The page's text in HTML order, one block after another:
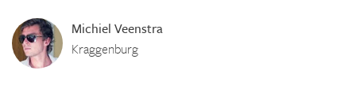
Michiel Veenstra
Kraggenburg